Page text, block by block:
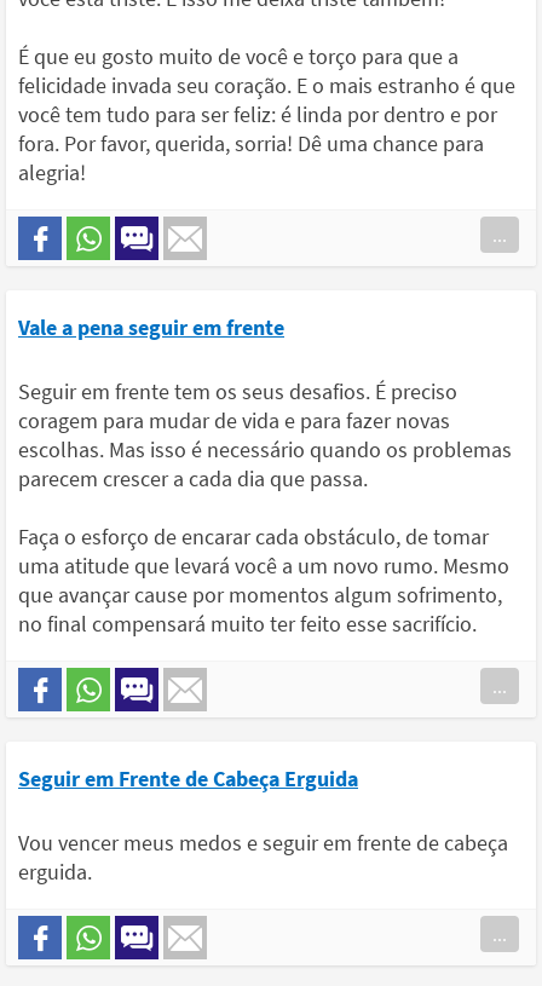
É que eu gosto muito de você e torço para que a
felicidade invada seu coração. E o mais estranho é que
você tem tudo para ser feliz: é linda por dentro e por
fora. Por favor, querida, sorria! Dê uma chance para
alegria!
...
Vale a pena seguir em frente
Seguir em frente tem os seus desafios. É preciso
coragem para mudar de vida e para fazer novas
escolhas. Mas isso é necessário quando os problemas
parecem crescer a cada dia que passa.
Faça o esforço de encarar cada obstáculo, de tomar
uma atitude que levará você a um novo rumo. Mesmo
que avançar cause por momentos algum sofrimento,
no final compensará muito ter feito esse sacrifício.
...
Seguir em Frente de Cabeça Erguida
Vou vencer meus medos e seguir em frente de cabeça
erguida.
...